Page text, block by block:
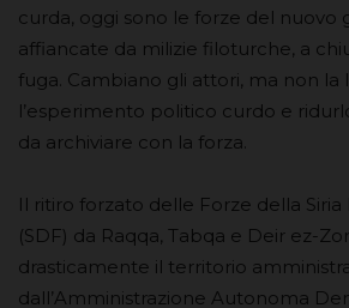
curda, oggi sono le forze del nuovo
affiancate da milizie filoturche, a
fuga. Cambiano gli attori, ma non la
l’esperimento politico curdo e
da archiviare con la forza.
Il ritiro forzato delle Forze della
(SDF) da Raqqa, Tabqa e Deir ez-
drasticamente il territorio
dall’Amministrazione Autonoma